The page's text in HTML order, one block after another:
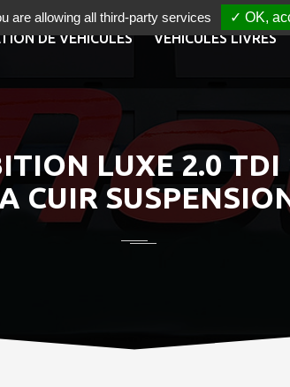
DE VÉHICULES VÉHICULES LIVRÉS
LUXE 2.0 TDI
CUIR
are allowing all third-party services ✓ OK,